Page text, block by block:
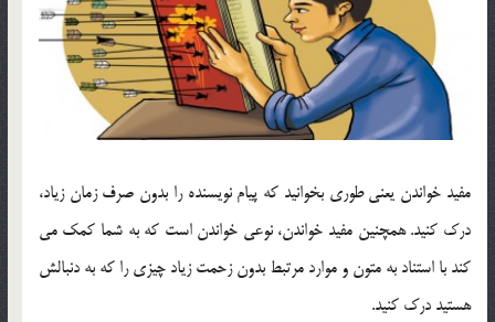
مفيد خواندن يعني طوري بخوانيد كه پيام نويسنده را بدون صرف زمان زياد،
درك كنيد. همچنين مفيد خواندن، نوعي خواندن است كه به شما كمك مي
كند با استناد به متون و موارد مرتبط بدون زحمت زياد چيزي را كه به دنبالش
هستيد درك كنيد.